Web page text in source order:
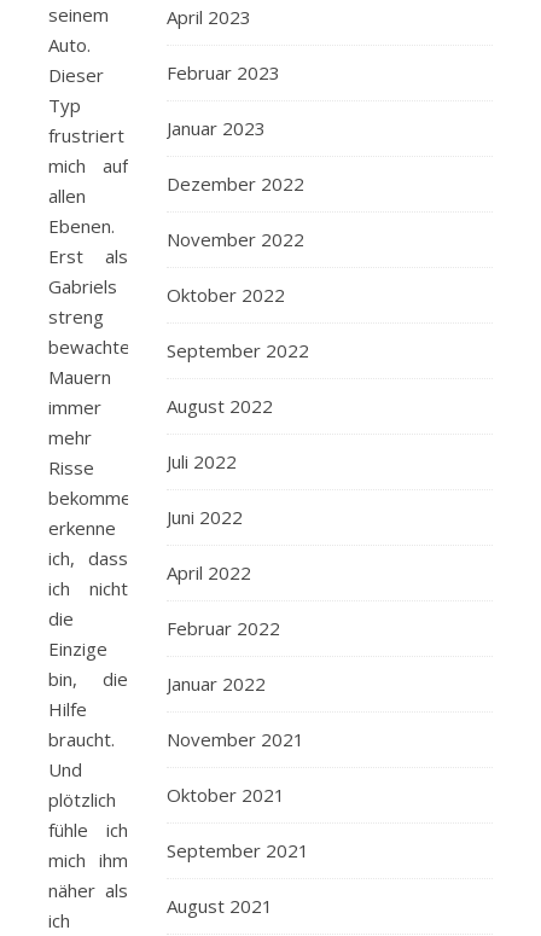
seinem
Auto.
Dieser
Typ
frustriert
mich auf
allen
Ebenen.
Erst als
Gabriels
streng
bewachte
Mauern
immer
mehr
Risse
bekommen,
erkenne
ich, dass
ich nicht
die
Einzige
bin, die
Hilfe
braucht.
Und
plötzlich
fühle ich
mich ihm
näher als
ich
April 2023
Februar 2023
Januar 2023
Dezember 2022
November 2022
Oktober 2022
September 2022
August 2022
Juli 2022
Juni 2022
April 2022
Februar 2022
Januar 2022
November 2021
Oktober 2021
September 2021
August 2021